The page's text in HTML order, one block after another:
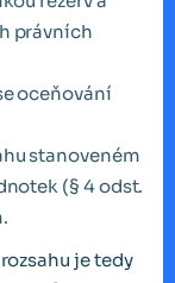
právních
oceňování
stanoveném
(§ 4 odst.
je tedy